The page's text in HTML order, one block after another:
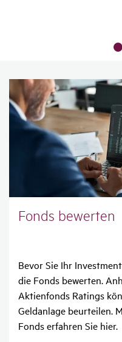
Fonds bewerten
Bevor Sie Ihr
die Fonds bewerten.
Aktienfonds Ratings
Geldanlage beurteilen.
Fonds erfahren Sie hier.